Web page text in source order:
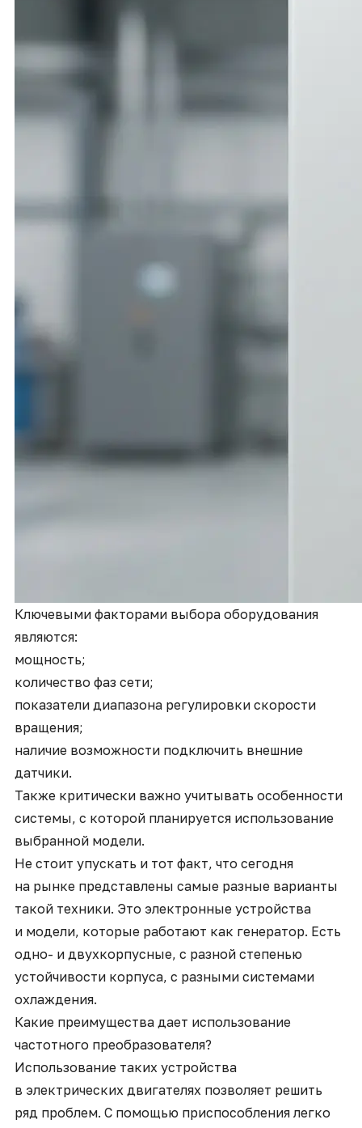
Ключевыми факторами выбора оборудования
являются:
мощность;
количество фаз сети;
показатели диапазона регулировки скорости
вращения;
наличие возможности подключить внешние
датчики.
Также критически важно учитывать особенности
системы, с которой планируется использование
выбранной модели.
Не стоит упускать и тот факт, что сегодня
на рынке представлены самые разные варианты
такой техники. Это электронные устройства
и модели, которые работают как генератор. Есть
одно- и двухкорпусные, с разной степенью
устойчивости корпуса, с разными системами
охлаждения.
Какие преимущества дает использование
частотного преобразователя?
Использование таких устройства
в электрических двигателях позволяет решить
ряд проблем. С помощью приспособления легко